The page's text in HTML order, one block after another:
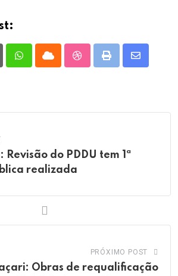
WhatsappCloud StumbleUpon
Print
Share
Revisão do PDDU tem 1ª
realizada
PRÓXIMO POST
Obras de requalificação